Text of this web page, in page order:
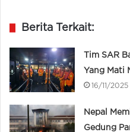
Berita Terkait:
Tim SAR
Yang Mati
16/11/2025
Nepal
Gedung